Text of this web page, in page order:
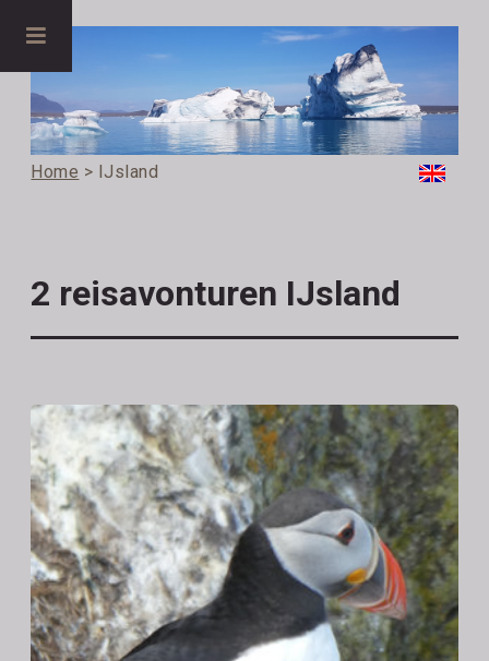
Home > IJsland
2 reisavonturen IJsland